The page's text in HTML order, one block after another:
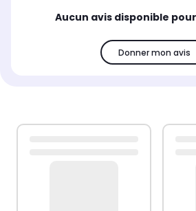
Aucun avis disponible
Donner mon avis